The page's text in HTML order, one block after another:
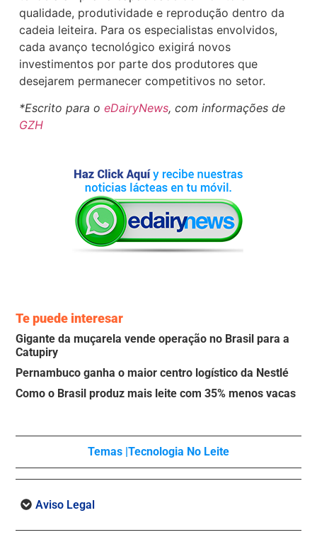
qualidade, produtividade e reprodução dentro da
cadeia leiteira. Para os especialistas envolvidos,
cada avanço tecnológico exigirá novos
investimentos por parte dos produtores que
desejarem permanecer competitivos no setor.
*Escrito para oeDairyNews, com informações de
GZH
Te puede interesar
Gigante da muçarela vende operação no Brasil para a
Catupiry
Pernambuco ganha o maior centro logístico da Nestlé
Como o Brasil produz mais leite com 35% menos vacas
Temas |Tecnologia No Leite
Aviso Legal